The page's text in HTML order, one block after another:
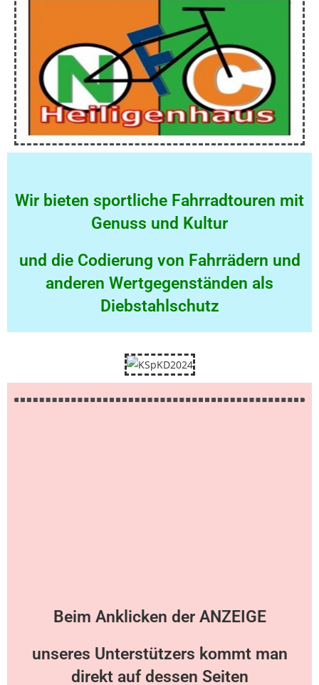
Wir bieten sportliche Fahrradtouren mit
Genuss und Kultur
und die Codierung von Fahrrädern und
anderen Wertgegenständen als
Diebstahlschutz
Beim Anklicken der ANZEIGE
unseres Unterstützers kommt man
direkt auf dessen Seiten